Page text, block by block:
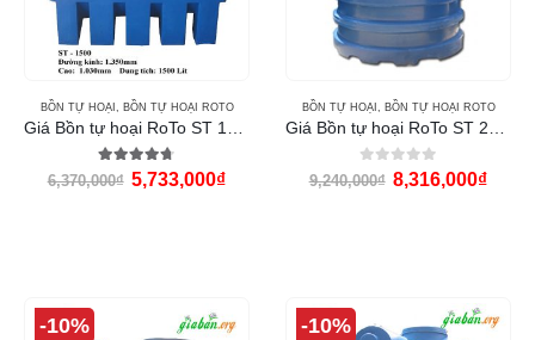
BỒN TỰ HOẠI , BỒN TỰ HOẠI ROTO
Giá Bồn tự hoại RoTo ST 1500L
4.67 out of 5
6,370,000₫ 5,733,000₫
BỒN TỰ HOẠI , BỒN TỰ HOẠI ROTO
Giá Bồn tự hoại RoTo ST 2000 lít
0out of 5
9,240,000₫ 8,316,000₫
-10% -10%